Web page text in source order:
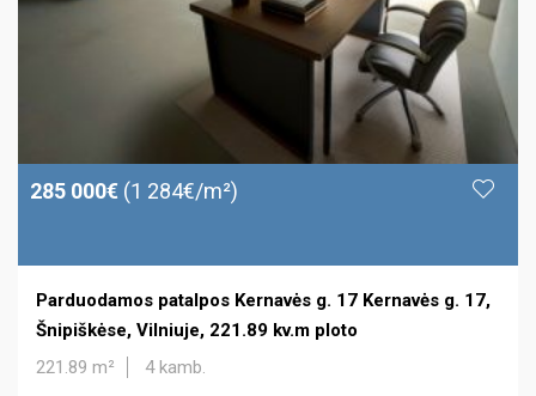
285 000€ (1 284€/m²)
Parduodamos patalpos Kernavės g. 17 Kernavės g. 17,
Šnipiškėse, Vilniuje, 221.89 kv.m ploto
221.89 m²
4 kamb.